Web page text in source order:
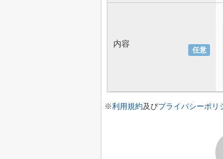
任意
内容
※利用規約及びプライバシーポリ